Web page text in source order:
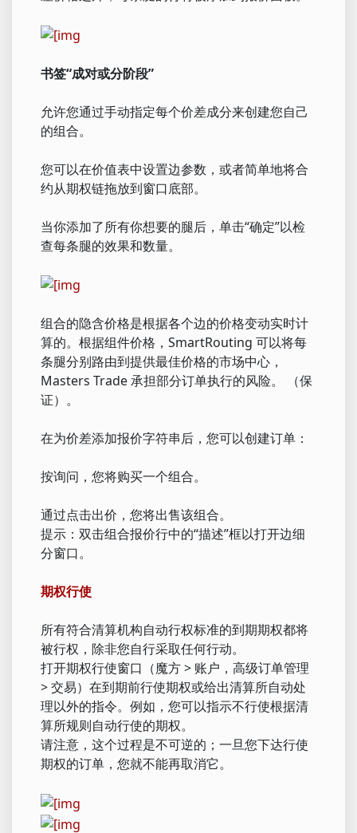
书签“成对或分阶段”
允许您通过手动指定每个价差成分来创建您自己
的组合。
您可以在价值表中设置边参数，或者简单地将合
约从期权链拖放到窗口底部。
当你添加了所有你想要的腿后，单击“确定”以检
查每条腿的效果和数量。
组合的隐含价格是根据各个边的价格变动实时计
算的。根据组件价格，SmartRouting 可以将每
条腿分别路由到提供最佳价格的市场中心，
Masters Trade 承担部分订单执行的风险。 （保
证）。
在为价差添加报价字符串后，您可以创建订单：
按询问，您将购买一个组合。
通过点击出价，您将出售该组合。
提示：双击组合报价行中的“描述”框以打开边细
分窗口。
期权行使
所有符合清算机构自动行权标准的到期期权都将
被行权，除非您自行采取任何行动。
打开期权行使窗口（魔方 > 账户，高级订单管理
> 交易）在到期前行使期权或给出清算所自动处
理以外的指令。例如，您可以指示不行使根据清
算所规则自动行使的期权。
请注意，这个过程是不可逆的；一旦您下达行使
期权的订单，您就不能再取消它。